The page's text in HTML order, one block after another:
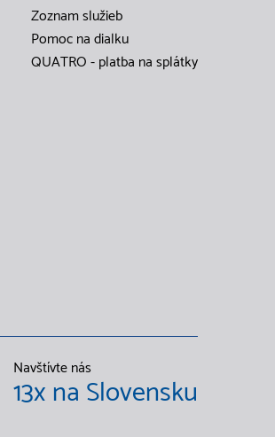
Zoznam služieb
Pomoc na dialku
QUATRO - platba na splátky
Navštívte nás
13x na Slovensku